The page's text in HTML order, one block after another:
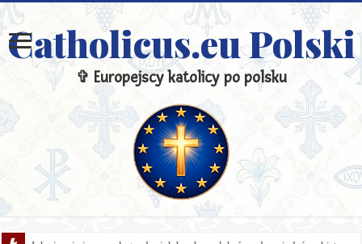
Catholicus.eu Polski
✞ Europejscy katolicy po polsku